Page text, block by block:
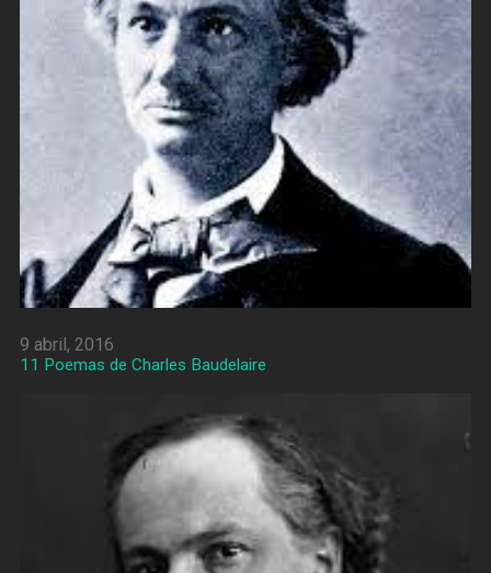
9 abril, 2016
11 Poemas de Charles Baudelaire